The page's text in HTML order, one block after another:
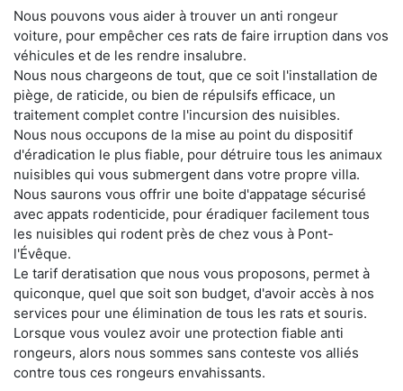
Nous pouvons vous aider à trouver un anti rongeur
voiture, pour empêcher ces rats de faire irruption dans vos
véhicules et de les rendre insalubre.
Nous nous chargeons de tout, que ce soit l'installation de
piège, de raticide, ou bien de répulsifs efficace, un
traitement complet contre l'incursion des nuisibles.
Nous nous occupons de la mise au point du dispositif
d'éradication le plus fiable, pour détruire tous les animaux
nuisibles qui vous submergent dans votre propre villa.
Nous saurons vous offrir une boite d'appatage sécurisé
avec appats rodenticide, pour éradiquer facilement tous
les nuisibles qui rodent près de chez vous à Pont-
l'Évêque.
Le tarif deratisation que nous vous proposons, permet à
quiconque, quel que soit son budget, d'avoir accès à nos
services pour une élimination de tous les rats et souris.
Lorsque vous voulez avoir une protection fiable anti
rongeurs, alors nous sommes sans conteste vos alliés
contre tous ces rongeurs envahissants.